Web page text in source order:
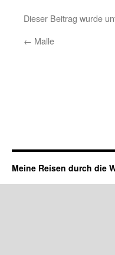
Dieser Beitrag wurde
← Malle
Meine Reisen durch die